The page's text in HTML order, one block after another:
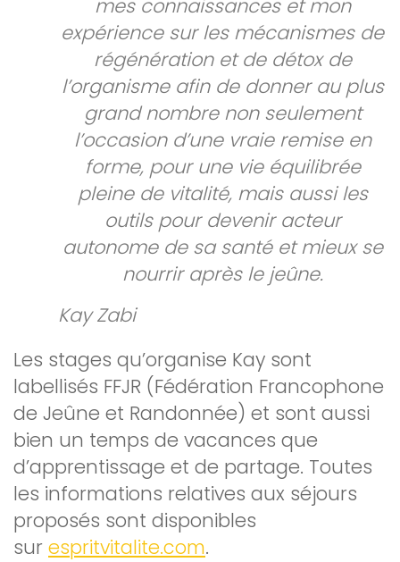
mes connaissances et mon
expérience sur les mécanismes de
régénération et de détox de
l’organisme afin de donner au plus
grand nombre non seulement
l’occasion d’une vraie remise en
forme, pour une vie équilibrée
pleine de vitalité, mais aussi les
outils pour devenir acteur
autonome de sa santé et mieux se
nourrir après le jeûne.
Kay Zabi
Les stages qu’organise Kay sont
labellisés FFJR (Fédération Francophone
de Jeûne et Randonnée) et sont aussi
bien un temps de vacances que
d’apprentissage et de partage. Toutes
les informations relatives aux séjours
proposés sont disponibles
sur espritvitalite.com.